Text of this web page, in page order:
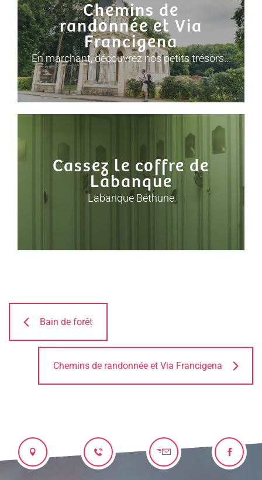
Chemins de
randonnée et Via
Francigena
En marchant, découvrez nos petits trésors...
Cassez le coffre de
Labanque
Labanque Béthune
Bain de forêt
Chemins de randonnée et Via Francigena